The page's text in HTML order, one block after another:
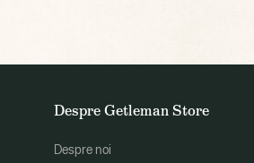
Despre Getleman Store
Despre noi